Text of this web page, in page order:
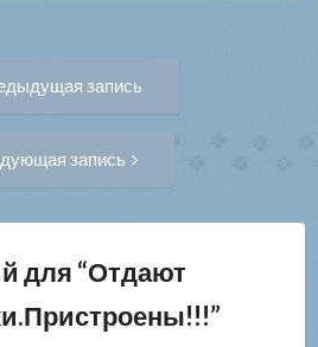
запись
запись
для “Отдают
”